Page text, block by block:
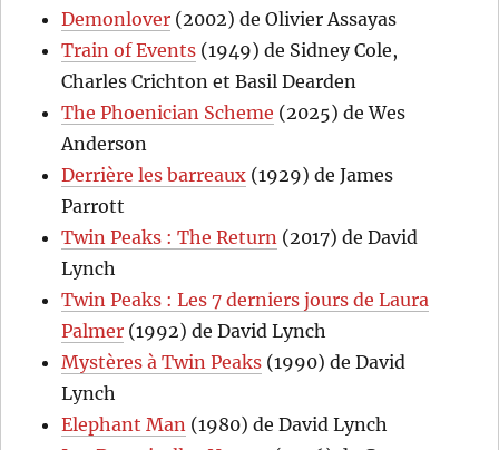
Demonlover (2002) de Olivier Assayas
Train of Events (1949) de Sidney Cole,
Charles Crichton et Basil Dearden
The Phoenician Scheme (2025) de Wes
Anderson
Derrière les barreaux (1929) de James
Parrott
Twin Peaks : The Return (2017) de David
Lynch
Twin Peaks : Les 7 derniers jours de Laura
Palmer (1992) de David Lynch
Mystères à Twin Peaks (1990) de David
Lynch
Elephant Man (1980) de David Lynch